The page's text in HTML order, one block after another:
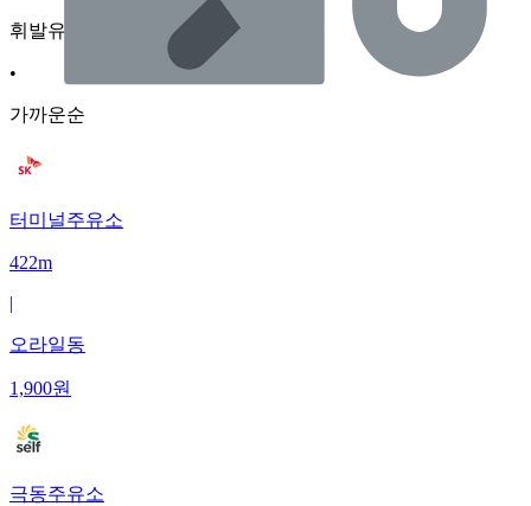
휘발유
•
가까운순
터미널주유소
422m
|
오라일동
1,900원
극동주유소